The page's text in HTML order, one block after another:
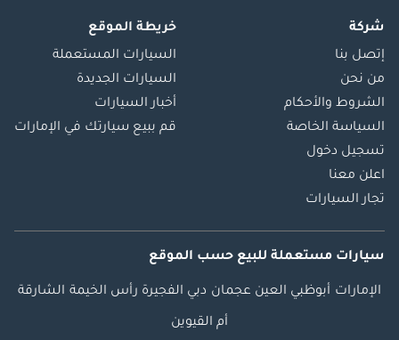
كروزر 79 محرك بنزين
كروزر 79 بيك أب ديزل
كروزر 79 محرك ديزل
بمناسبة الذكرى
79 مزودة بقفل
شركة
إتصل بنا
من نحن
الشروط والأحكام
السياسة الخاصة
تسجيل دخول
اعلن معنا
تجار السيارات
خريطة الموقع
السيارات المستعملة
السيارات الجديدة
أخبار السيارات
قم ببيع سيارتك في الإمارات
سيارات مستعملة للبيع حسب الموقع
الإمارات أبوظبي العين عجمان دبي الفجيرة رأس الخيمة الشارقة
أم القيوين